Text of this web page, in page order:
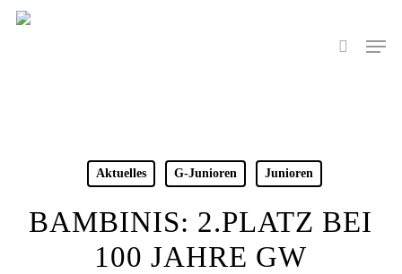
Skip
search
Menu
Aktuelles G-Junioren Junioren
BAMBINIS: 2.PLATZ BEI
100 JAHRE GW